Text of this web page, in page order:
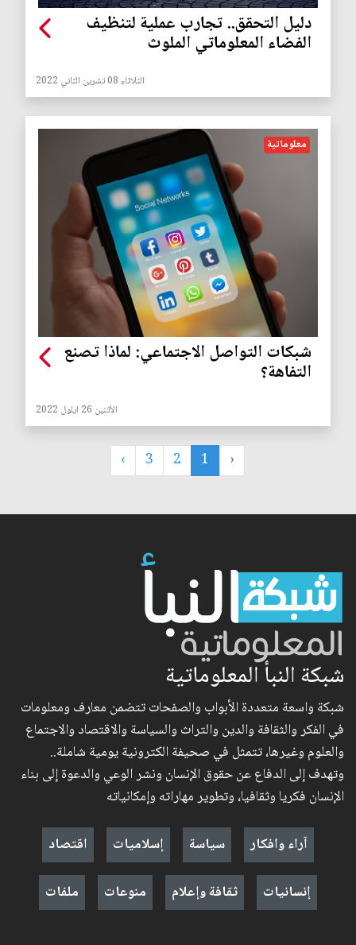
دليل التحقق.. تجارب عملية لتنظيف
الفضاء المعلوماتي الملوث
الثلاثاء 08 تشرين الثاني 2022
معلوماتية
شبكات التواصل الاجتماعي: لماذا تصنع
التفاهة؟
الأثنين 26 ايلول 2022
‹
1
2
3
›
شبكة النبأ المعلوماتية
شبكة واسعة متعددة الأبواب والصفحات تتضمن معارف ومعلومات
في الفكر والثقافة والدين والتراث والسياسة والاقتصاد والاجتماع
والعلوم وغيرها، تتمثل في صحيفة الكترونية يومية شاملة..
وتهدف إلى الدفاع عن حقوق الإنسان ونشر الوعي والدعوة إلى بناء
الإنسان فكريا وثقافيا، وتطوير مهاراته وإمكانياته
آراء وافكار
سياسة إسلاميات
اقتصاد
إنسانيات
ثقافة وإعلام منوعات ملفات